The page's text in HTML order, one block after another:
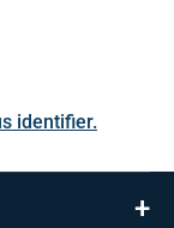
identifier.
+